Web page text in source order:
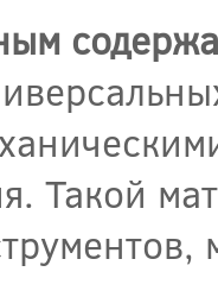
Такой